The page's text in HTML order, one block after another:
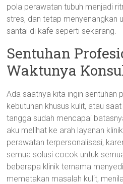
pola perawatan tubuh menjadi
stres, dan tetap menyenangkan
santai di kafe seperti sekarang.
Sentuhan
Waktunya
Ada saatnya kita ingin sentuhan
kebutuhan khusus kulit, atau
tangga sudah mencapai
aku melihat ke arah layanan
perawatan terpersonalisasi,
semua solusi cocok untuk
beberapa klinik ternama
memetakan masalah kulit,